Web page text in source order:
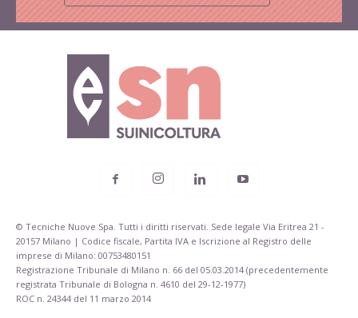
© Tecniche Nuove Spa. Tutti i diritti riservati. Sede legale Via Eritrea 21 -
20157 Milano | Codice fiscale, Partita IVA e Iscrizione al Registro delle
imprese di Milano: 00753480151
Registrazione Tribunale di Milano n. 66 del 05.03.2014 (precedentemente
registrata Tribunale di Bologna n. 4610 del 29-12-1977)
ROC n. 24344 del 11 marzo 2014